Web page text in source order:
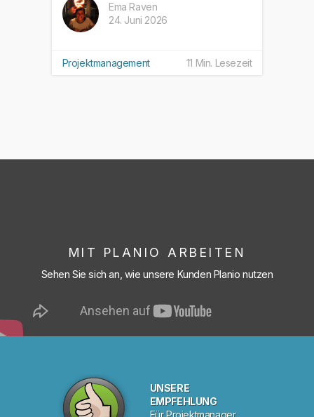
Ema Raven
24. Juni 2026
Projektmanagement 11 Min. Lesezeit
MIT PLANIO ARBEITEN
Sehen Sie sich an, wie unsere Kunden Planio nutzen
UNSERE
EMPFEHLUNG
Für Projektmanager.